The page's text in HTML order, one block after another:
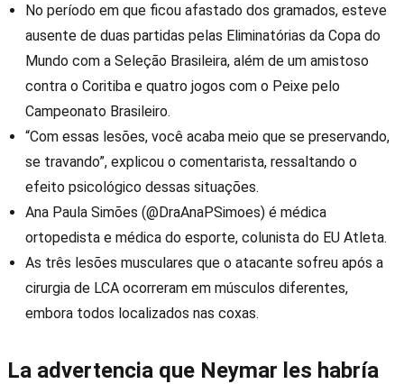
No período em que ficou afastado dos gramados, esteve
ausente de duas partidas pelas Eliminatórias da Copa do
Mundo com a Seleção Brasileira, além de um amistoso
contra o Coritiba e quatro jogos com o Peixe pelo
Campeonato Brasileiro.
“Com essas lesões, você acaba meio que se preservando,
se travando”, explicou o comentarista, ressaltando o
efeito psicológico dessas situações.
Ana Paula Simões (@DraAnaPSimoes) é médica
ortopedista e médica do esporte, colunista do EU Atleta.
As três lesões musculares que o atacante sofreu após a
cirurgia de LCA ocorreram em músculos diferentes,
embora todos localizados nas coxas.
La advertencia que Neymar les habría